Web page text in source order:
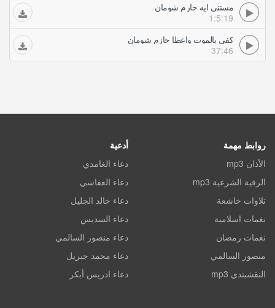
مستنى ايه حازم شومان
1:5:19
كفى بالموت واعظا حازم شومان
37:46
روابط مهمة
الأذان mp3
الرقية الشرعية mp3
تلاوات خاشعة
نغمات اسلامية
نغمات رمضان
منصور السالمي
النقشبندي mp3
أدعية
دعاء الغامدي
دعاء العفاسي
دعاء خالد الجليل
دعاء السديس
دعاء منصور السالمي
دعاء محمد جبريل
دعاء ادريس أبكر